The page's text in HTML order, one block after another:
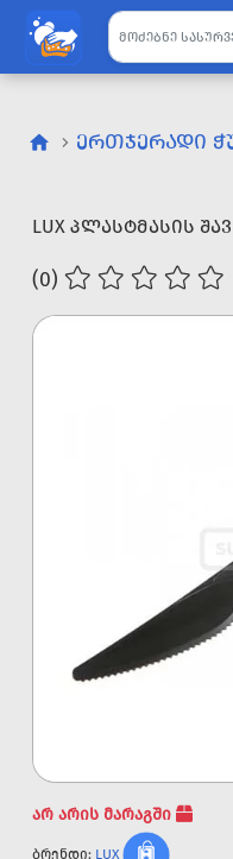
ᲔᲠᲗᲯᲔᲠᲐᲓᲘ
LUX ᲞᲚᲐᲡᲢᲛᲐᲡᲘᲡ
(0)
არ არის მარაგში
ბრენდი: LUX